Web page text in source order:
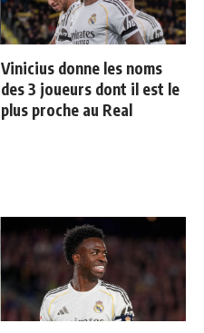
Vinicius donne les noms
des 3 joueurs dont il est le
plus proche au Real